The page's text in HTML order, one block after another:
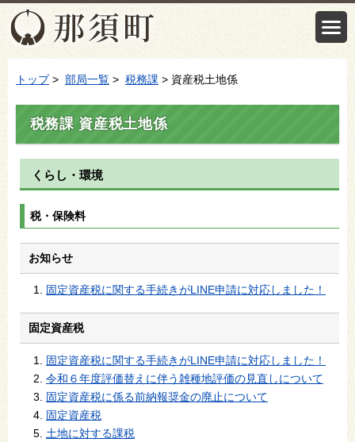
トップ> 部局一覧 > 税務課 > 資産税土地係
税務課 資産税土地係
くらし・環境
税・保険料
お知らせ
固定資産税に関する手続きがLINE申請に対応しました！
固定資産税
固定資産税に関する手続きがLINE申請に対応しました！
令和６年度評価替えに伴う雑種地評価の見直しについて
固定資産税に係る前納報奨金の廃止について
固定資産税
土地に対する課税